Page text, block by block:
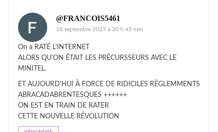
@FRANCOIS5461
18 septembre 2025 à 20 h 45 min
On a RATÉ L'INTERNET
ALORS QU'ON ÉTAIT LES PRÉCURSSEURS AVEC LE
MINITEL.
ET AUJOURD'HUI À FORCE DE RIDICILES RÈGLEMMENTS
ABRACADABRENTESQUES ++++++
ON EST EN TRAIN DE RATER
CETTE NOUVELLE RÉVOLUTION